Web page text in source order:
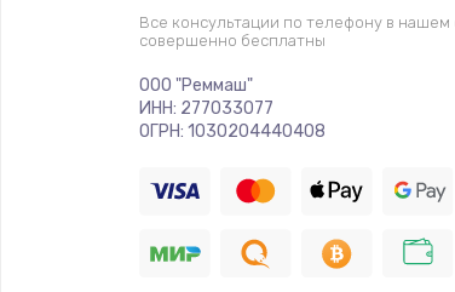
Все консультации по телефону в нашем
совершенно бесплатны
ООО "Реммаш"
ИНН: 277033077
ОГРН: 1030204440408